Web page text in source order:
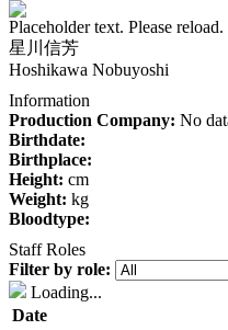
Placeholder text. Please reload.
星川信芳
Hoshikawa Nobuyoshi
Information
Production Company: No
Birthdate:
Birthplace:
Height: cm
Weight: kg
Bloodtype:
Staff Roles
Filter by role:
Loading...
Date